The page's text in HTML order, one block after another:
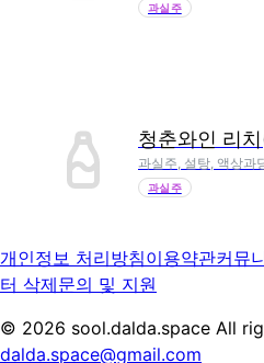
과실주
청춘와인 리
과실주, 설탕, 액상과
과실주
개인정보 처리방침이용약관커뮤
터 삭제문의 및 지원
© 2026 sool.dalda.space All
dalda.space@gmail.com